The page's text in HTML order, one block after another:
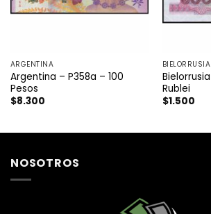
ARGENTINA
Argentina – P358a – 100
Pesos
$8.300
BIELORRUSIA
Rublei
$1.500
NOSOTROS